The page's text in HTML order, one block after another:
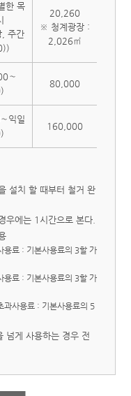
한 목
, 주간
20,260
※ 청계광장 :
2,026㎡
～
80,000
익일
160,000
설치 할 때부터 철거 완
우에는 1시간으로 본다.
료 : 기본사용료의 3할 가
료 : 기본사용료의 3할 가
사용료 : 기본사용료의 5
넘게 사용하는 경우 전